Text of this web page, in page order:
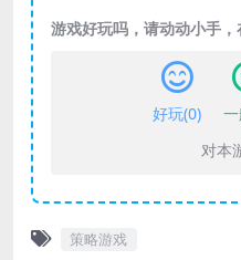
游戏好玩吗，请动动小手，
好玩(0)
对本
策略游戏